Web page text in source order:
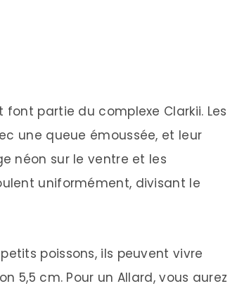
partie du complexe Clarkii. Les
une queue émoussée, et leur
néon sur le ventre et les
uniformément, divisant le
poissons, ils peuvent vivre
5,5 cm. Pour un Allard, vous aurez